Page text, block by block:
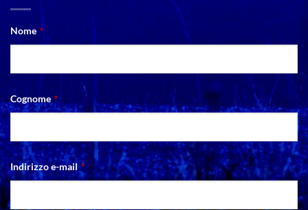
Nome *
Cognome *
Indirizzo e-mail *